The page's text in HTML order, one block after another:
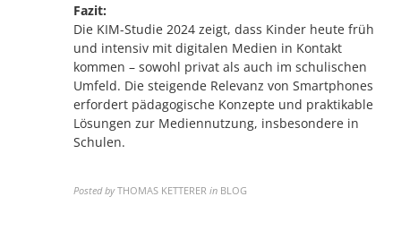
Fazit:
Die KIM-Studie 2024 zeigt, dass Kinder heute früh
und intensiv mit digitalen Medien in Kontakt
kommen – sowohl privat als auch im schulischen
Umfeld. Die steigende Relevanz von Smartphones
erfordert pädagogische Konzepte und praktikable
Lösungen zur Mediennutzung, insbesondere in
Schulen.
Posted by THOMAS KETTERER in BLOG